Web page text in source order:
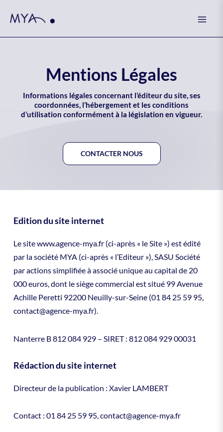
Mentions Légales
Informations légales concernant l’éditeur du site, ses
coordonnées, l’hébergement et les conditions
d’utilisation conformément à la législation en vigueur.
CONTACTER NOUS
Edition du site internet
Le site www.agence-mya.fr (ci-après « le Site ») est édité
par la société MYA (ci-après « l’Editeur »), SASU Société
par actions simplifiée à associé unique au capital de 20
000 euros, dont le siège commercial est situé 99 Avenue
Achille Peretti 92200 Neuilly-sur-Seine (01 84 25 59 95,
contact@agence-mya.fr).
Nanterre B 812 084 929 – SIRET : 812 084 929 00031
Rédaction du site internet
Directeur de la publication : Xavier LAMBERT
Contact : 01 84 25 59 95, contact@agence-mya.fr